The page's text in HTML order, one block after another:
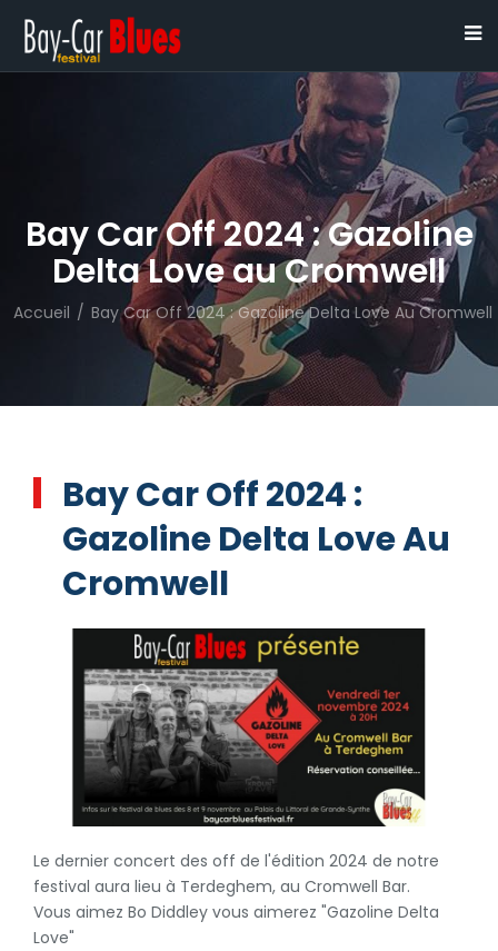
Bay Car Off 2024 : Gazoline
Delta Love au Cromwell
Accueil / Bay Car Off 2024 : Gazoline Delta Love Au Cromwell
Bay Car Off 2024 :
Gazoline Delta Love Au
Cromwell
Le dernier concert des off de l'édition 2024 de notre
festival aura lieu à Terdeghem, au Cromwell Bar.
Vous aimez Bo Diddley vous aimerez "Gazoline Delta
Love"